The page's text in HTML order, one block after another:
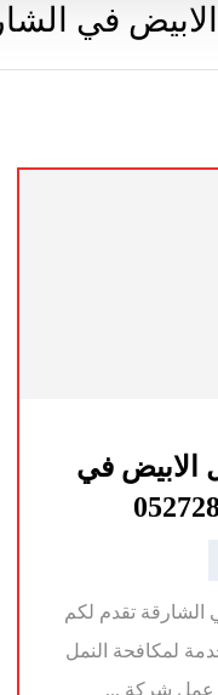
في
الابيض في
الشارقة تقدم لكم
لمكافحة النمل
عمل شركة ...